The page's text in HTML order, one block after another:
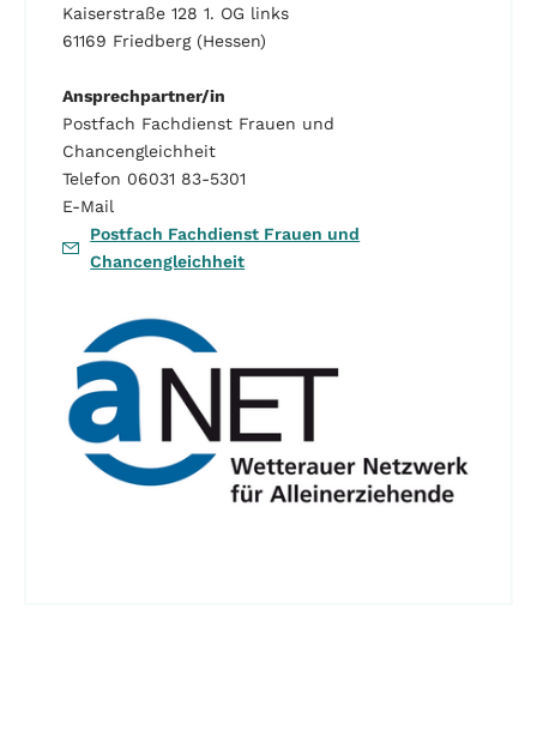
Kaiserstraße 128 1. OG links
61169 Friedberg (Hessen)
Ansprechpartner/in
Postfach Fachdienst Frauen und
Chancengleichheit
Telefon 06031 83-5301
E-Mail
Postfach Fachdienst Frauen und
Chancengleichheit